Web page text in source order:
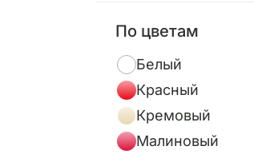
По цветам
Белый
Красный
Кремовый
Малиновый